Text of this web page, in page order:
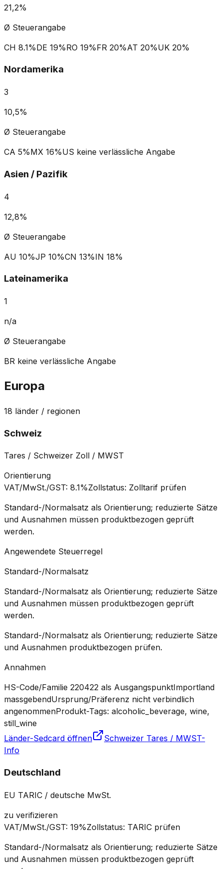
21,2%
Ø Steuerangabe
CH 8.1%DE 19%RO 19%FR 20%AT 20%UK 20%
Nordamerika
3
10,5%
Ø Steuerangabe
CA 5%MX 16%US keine verlässliche Angabe
Asien / Pazifik
4
12,8%
Ø Steuerangabe
AU 10%JP 10%CN 13%IN 18%
Lateinamerika
1
n/a
Ø Steuerangabe
BR keine verlässliche Angabe
Europa
18 länder / regionen
Schweiz
Tares / Schweizer Zoll / MWST
Orientierung
VAT/MwSt./GST: 8.1%Zollstatus: Zolltarif prüfen
Standard-/Normalsatz als Orientierung; reduzierte Sätze
und Ausnahmen müssen produktbezogen geprüft
werden.
Angewendete Steuerregel
Standard-/Normalsatz
Standard-/Normalsatz als Orientierung; reduzierte Sätze
und Ausnahmen müssen produktbezogen geprüft
werden.
Standard-/Normalsatz als Orientierung; reduzierte Sätze
und Ausnahmen produktbezogen prüfen.
Annahmen
HS-Code/Familie 220422 als AusgangspunktImportland
massgebendUrsprung/Präferenz nicht verbindlich
angenommenProdukt-Tags: alcoholic_beverage, wine,
still_wine
Länder-Sedcard öffnen
Schweizer Tares / MWST-
Info
Deutschland
EU TARIC / deutsche MwSt.
zu verifizieren
VAT/MwSt./GST: 19%Zollstatus: TARIC prüfen
Standard-/Normalsatz als Orientierung; reduzierte Sätze
und Ausnahmen müssen produktbezogen geprüft